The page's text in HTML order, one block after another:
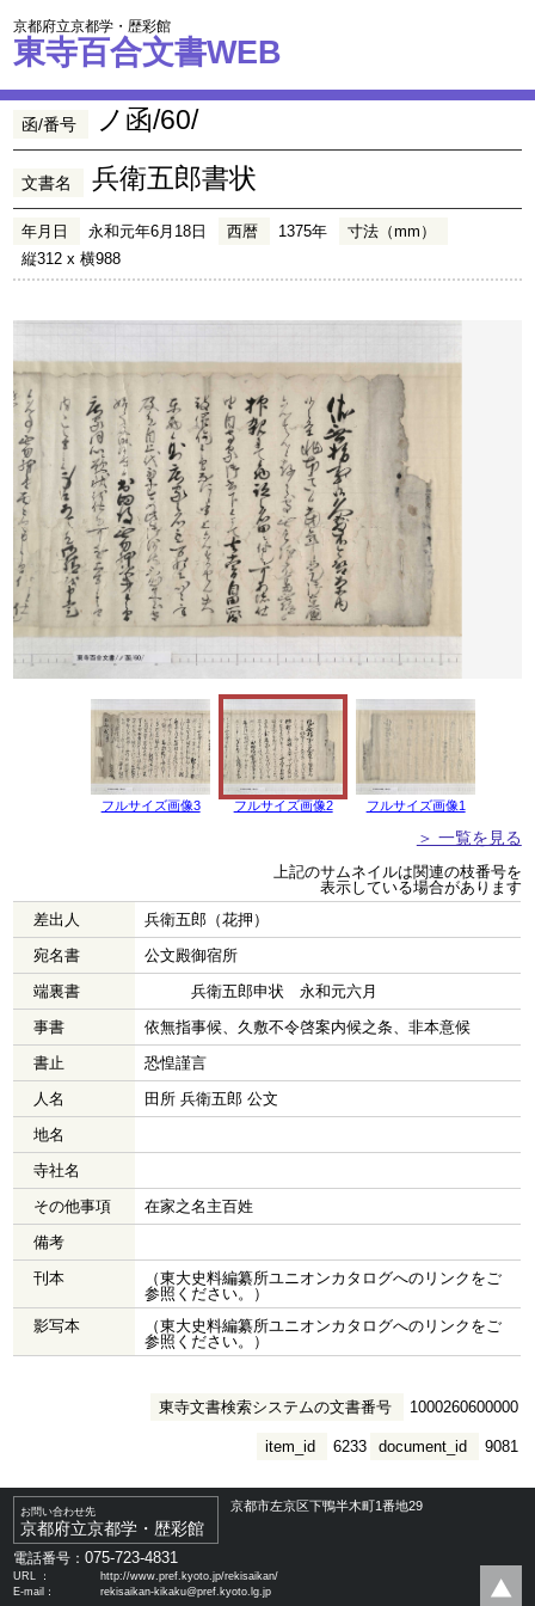
京都府立京都学・歴彩館
東寺百合文書WEB
函/番号 ノ函/60/
文書名 兵衛五郎書状
年月日 永和元年6月18日 西暦 1375年
寸法（mm）
縦312 x 横988
フルサイズ画像3 フルサイズ画像2 フルサイズ画像1
＞ 一覧を見る
上記のサムネイルは関連の枝番号を
表示している場合があります
差出人
兵衛五郎（花押）
宛名書
公文殿御宿所
端裏書
兵衛五郎申状 永和元六月
事書
依無指事候、久敷不令啓案内候之条、非本意候
書止
恐惶謹言
人名
田所 兵衛五郎 公文
地名
寺社名
その他事項
在家之名主百姓
備考
刊本
（東大史料編纂所ユニオンカタログへのリンクをご
参照ください。）
影写本
（東大史料編纂所ユニオンカタログへのリンクをご
参照ください。）
東寺文書検索システムの文書番号 1000260600000
document_id 9081
item_id 6233
お問い合わせ先
京都府立京都学・歴彩館
京都市左京区下鴨半木町1番地29
電話番号：075-723-4831
URL ：
http://www.pref.kyoto.jp/rekisaikan/
E-mail：
rekisaikan-kikaku@pref.kyoto.lg.jp